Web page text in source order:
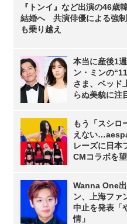
『トンイ』など出演の46歳
結婚へ 共演俳優による強
も乗り越え
本当に産後1
ン・ミンの
さま、ベッド
らぬ美貌に注
もう「スシロ
えない
レーズに日
CMコラボを
Wanna One
ン、上海ファ
中止を発表「
情」